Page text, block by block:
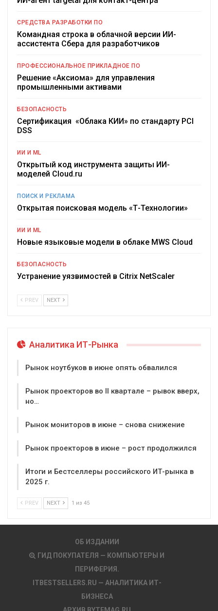
СРЕДСТВА РАЗРАБОТКИ ПО
Командная строка в облачной версии ИИ-
ассистента Сбера для разработчиков
ПРОФЕССИОНАЛЬНОЕ ПРИКЛАДНОЕ ПО
Решение «Аксиома» для управления
промышленными активами
БЕЗОПАСНОСТЬ
Сертификация «Облака КИИ» по стандарту PCI
DSS
ИИ И ML
Открытый код инструмента защиты ИИ-
моделей Cloud.ru
ПОИСК И РЕКЛАМА
Открытая поисковая модель «Т-Технологии»
ИИ И ML
Новые языковые модели в облаке MWS Cloud
БЕЗОПАСНОСТЬ
Устранение уязвимостей в Citrix NetScaler
PREV NEXT
Аналитика ИТ-Рынка
Рынок ноутбуков в июне опять обвалился
Рынок проекторов во II квартале – рывок вверх,
но…
Рынок мониторов в июне – снова снижение
Рынок проекторов в июне – рост продолжился
Итоги и Бестселлеры российского ИТ-рынка в
2025 г.
PREV NEXT 1 из 45
ОБ ИЗДАНИИ
ГИД ПОКУПАТЕЛЯ — КОМПЬЮТЕРЫ И
ПЕРИФЕРИЯ.
ITBESTSELLERS.RU — АНАЛИТИКА ИТ-
БИЗНЕСА